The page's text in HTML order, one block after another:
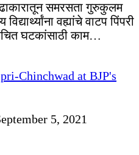
समरसता गुरुकुलम
वह्यांचे वाटप पिंपरी
घटकांसाठी काम…
5, 2021